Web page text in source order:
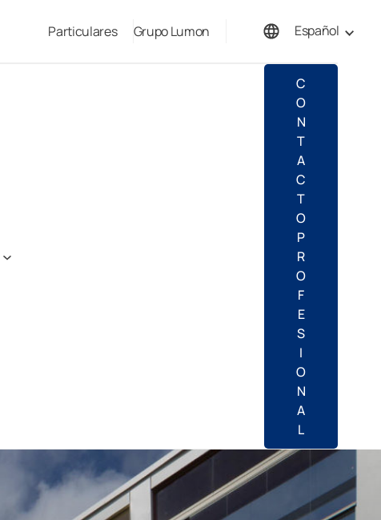
Particulares Grupo Lumon
Español
C
O
N
T
A
C
T
O
P
R
O
F
E
S
I
O
N
A
L